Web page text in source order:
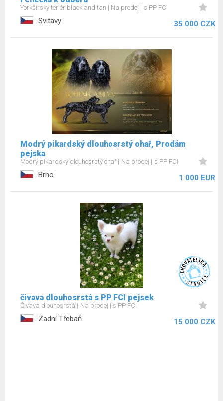
Yorkšírský teriér black and tan Na prodej s PP FCI
Svitavy 35 000 CZK
Modrý pikardský dlouhosrstý ohař, Prodám
pejska
Modrý pikardský dlouhosrstý ohař Na prodej s PP FCI
Brno 1 000 EUR
čivava dlouhosrstá s PP FCI pejsek
Čivava dlouhosrstá Na prodej s PP FCI
Zadní Třebaň 15 000 CZK